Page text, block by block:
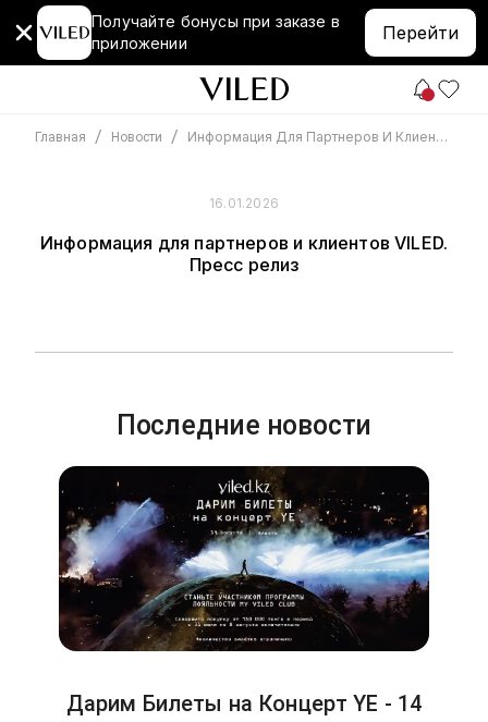
Получайте бонусы при заказе в
приложении
Перейти
Главная / Новости / Информация Для Партнеров И Клиентов VILED. Пресс Релиз
16.01.2026
Информация для партнеров и клиентов VILED.
Пресс релиз
Последние новости
Дарим Билеты на Концерт YE - 14